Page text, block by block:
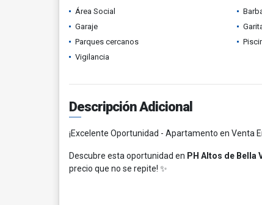
Área Social
Garaje
Parques cercanos
Vigilancia
Descripción Adicional
¡Excelente Oportunidad - Apartamento en Venta
Descubre esta oportunidad en PH Altos de Bella
precio que no se repite! ✨